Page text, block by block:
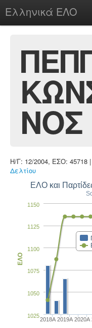
Ελληνικά ΕΛΟ
chesstu.be @ discord
LoginΝΟΣ
Η/Γ: 12/2004, ΕΣΟ: 45718 |
Δελτίου
ΕΛΟ και
2018A 2019A 2020A
1025
1050
1075
1100
1125
1150
ΕΛΟ